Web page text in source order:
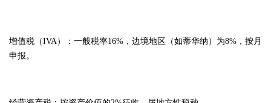
增值税（IVA）：一般税率16%，边境地区（如蒂华纳）为8%，按月
申报。